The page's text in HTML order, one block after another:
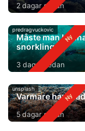
2 dagar sedan
predragvuckovic
Måste man
snorkling
3 dagar sedan
unsplash
Varmare hav:
5 dagar sedan